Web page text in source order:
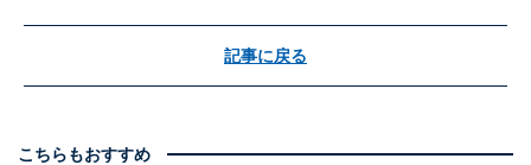
記事に戻る
こちらもおすすめ